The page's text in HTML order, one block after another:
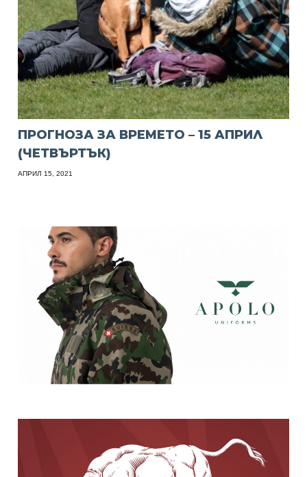
ПРОГНОЗА ЗА ВРЕМЕТО – 15 АПРИЛ
(ЧЕТВЪРТЪК)
АПРИЛ 15, 2021